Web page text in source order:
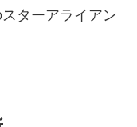
ターアライアン